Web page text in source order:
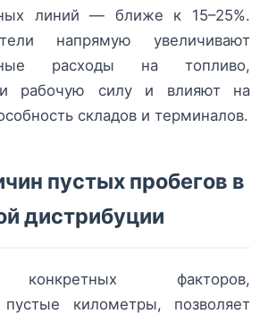
линий — ближе к 15–25%.
напрямую увеличивают
расходы на топливо,
и рабочую силу и влияют на
складов и терминалов.
пустых пробегов в
дистрибуции
конкретных факторов,
километры, позволяет